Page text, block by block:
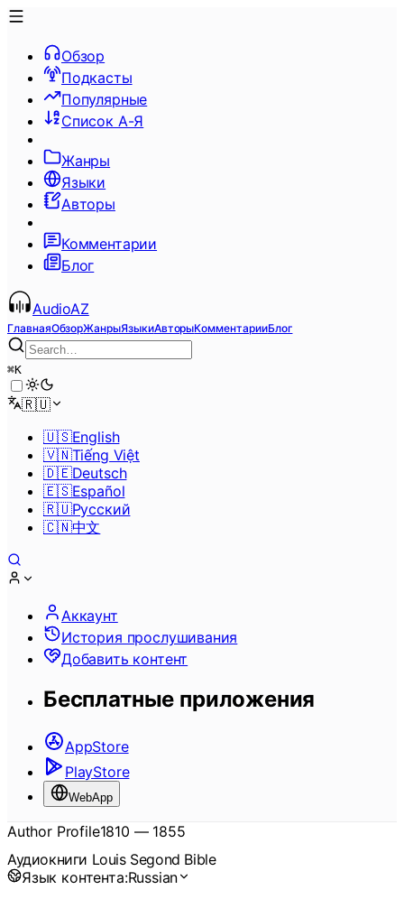
Обзор
Подкасты
Популярные
Список А-Я
Жанры
Языки
Авторы
Комментарии
Блог
AudioAZ
ГлавнаяОбзорЖанрыЯзыкиАвторыКомментарииБлог
⌘K
🇷🇺
🇺🇸English
🇻🇳Tiếng Việt
🇩🇪Deutsch
🇪🇸Español
🇷🇺Pусский
🇨🇳中文
Аккаунт
История прослушивания
Добавить контент
Бесплатные приложения
AppStore
PlayStore
WebApp
Author Profile1810 — 1855
Аудиокниги Louis Segond Bible
Язык контента:Russian